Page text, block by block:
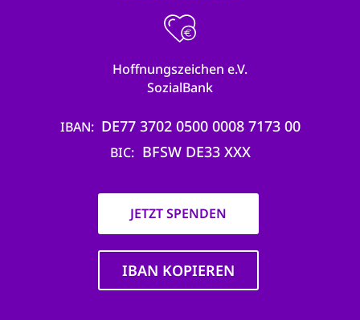
Hoffnungszeichen e.V.
SozialBank
IBAN DE77 3702 0500 0008 7173 00
BIC BFSW DE33 XXX
JETZT SPENDEN
IBAN KOPIEREN